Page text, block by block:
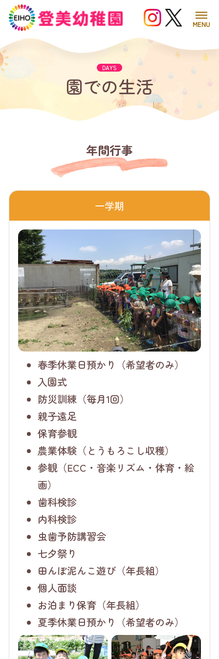
MENU
園での生活
年間行事
一学期
春季休業日預かり（希望者のみ）
入園式
防災訓練（毎月1回）
親子遠足
保育参観
農業体験（とうもろこし収穫）
参観（ECC・音楽リズム・体育・絵
画）
歯科検診
内科検診
虫歯予防講習会
七夕祭り
田んぼ泥んこ遊び（年長組）
個人面談
お泊まり保育（年長組）
夏季休業日預かり（希望者のみ）